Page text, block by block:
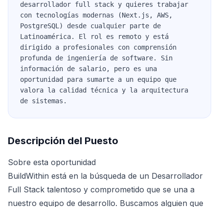
desarrollador full stack y quieres trabajar
con tecnologías modernas (Next.js, AWS,
PostgreSQL) desde cualquier parte de
Latinoamérica. El rol es remoto y está
dirigido a profesionales con comprensión
profunda de ingeniería de software. Sin
información de salario, pero es una
oportunidad para sumarte a un equipo que
valora la calidad técnica y la arquitectura
de sistemas.
Descripción del Puesto
Sobre esta oportunidad
BuildWithin está en la búsqueda de un Desarrollador
Full Stack talentoso y comprometido que se una a
nuestro equipo de desarrollo. Buscamos alguien que